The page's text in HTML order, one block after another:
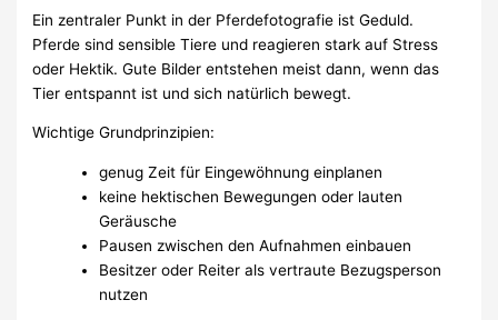
Ein zentraler Punkt in der Pferdefotografie ist Geduld.
Pferde sind sensible Tiere und reagieren stark auf Stress
oder Hektik. Gute Bilder entstehen meist dann, wenn das
Tier entspannt ist und sich natürlich bewegt.
Wichtige Grundprinzipien:
genug Zeit für Eingewöhnung einplanen
keine hektischen Bewegungen oder lauten
Geräusche
Pausen zwischen den Aufnahmen einbauen
Besitzer oder Reiter als vertraute Bezugsperson
nutzen